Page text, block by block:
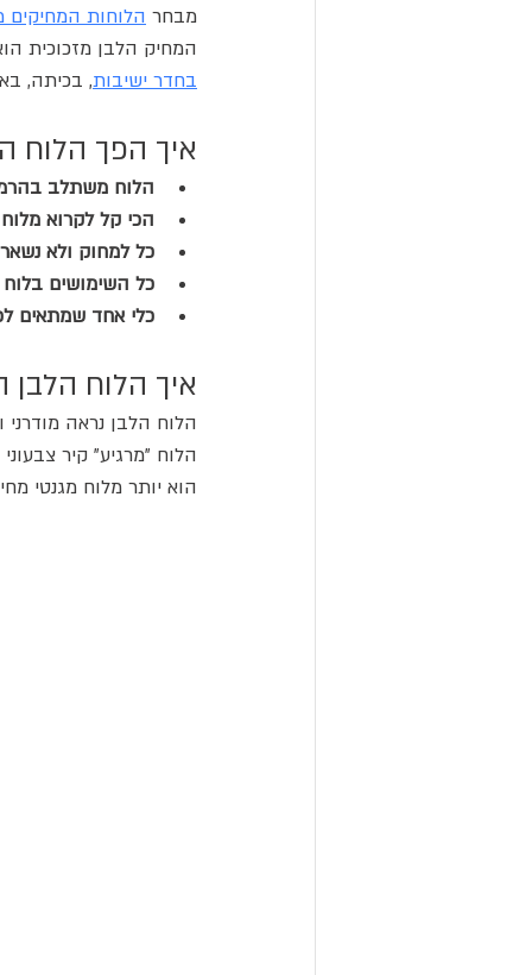
מבחר הלוחות המחיקים
המחיק הלבן מזכוכית
בחדר ישיבות, בכיתה,
איך הפך הלוח
הלוח משתלב
הכי קל לקרוא
כל למחוק ולא
כל השימושים
כלי אחד שמתאים
איך הלוח הלבן
הלוח הלבן נראה מודרני
הלוח "מרגיע" קיר
הוא יותר מלוח מגנטי